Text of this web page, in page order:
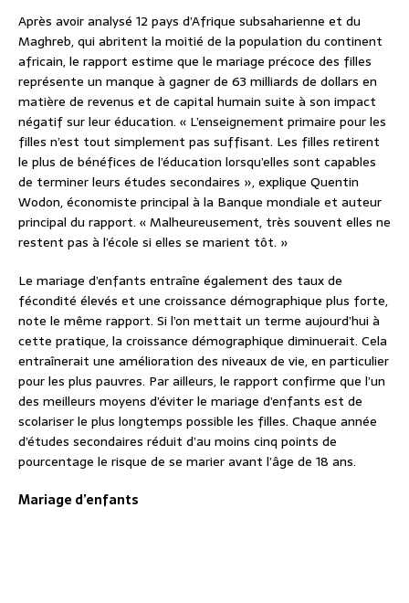
Après avoir analysé 12 pays d’Afrique subsaharienne et du
Maghreb, qui abritent la moitié de la population du continent
africain, le rapport estime que le mariage précoce des filles
représente un manque à gagner de 63 milliards de dollars en
matière de revenus et de capital humain suite à son impact
négatif sur leur éducation. « L’enseignement primaire pour les
filles n’est tout simplement pas suffisant. Les filles retirent
le plus de bénéfices de l’éducation lorsqu’elles sont capables
de terminer leurs études secondaires », explique Quentin
Wodon, économiste principal à la Banque mondiale et auteur
principal du rapport. « Malheureusement, très souvent elles ne
restent pas à l’école si elles se marient tôt. »
Le mariage d’enfants entraîne également des taux de
fécondité élevés et une croissance démographique plus forte,
note le même rapport. Si l’on mettait un terme aujourd’hui à
cette pratique, la croissance démographique diminuerait. Cela
entraînerait une amélioration des niveaux de vie, en particulier
pour les plus pauvres. Par ailleurs, le rapport confirme que l’un
des meilleurs moyens d’éviter le mariage d’enfants est de
scolariser le plus longtemps possible les filles. Chaque année
d’études secondaires réduit d’au moins cinq points de
pourcentage le risque de se marier avant l’âge de 18 ans.
Mariage d’enfants